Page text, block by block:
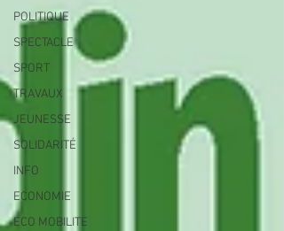
POLITIQUE
SPECTACLE
SPORT
TRAVAUX
JEUNESSE
SOLIDARITÉ
INFO
ECONOMIE
ECO MOBILITE